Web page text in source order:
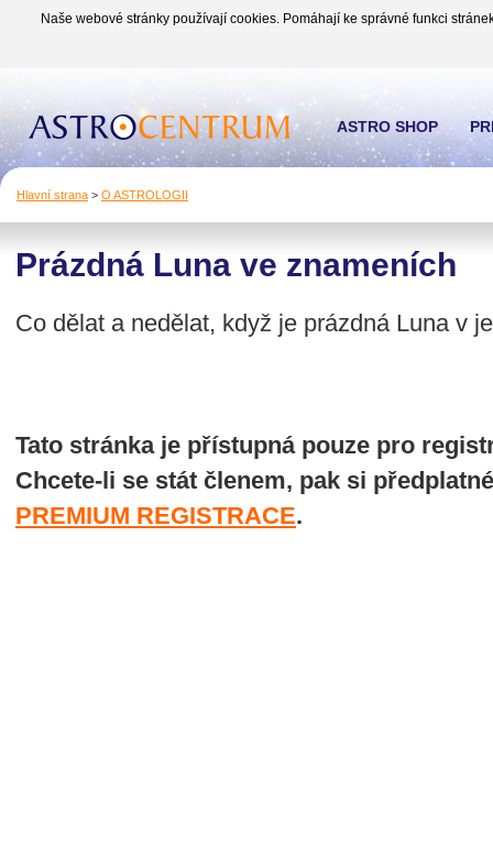
Naše webové stránky používají cookies. Pomáhají ke správné funkci
Hlavní strana > O ASTROLOGII
Prázdná Luna ve znameních
Co dělat a nedělat, když je prázdná Luna v
Tato stránka je přístupná pouze pro
Chcete-li se stát členem, pak si
PREMIUM REGISTRACE.
ASTRO SHOP